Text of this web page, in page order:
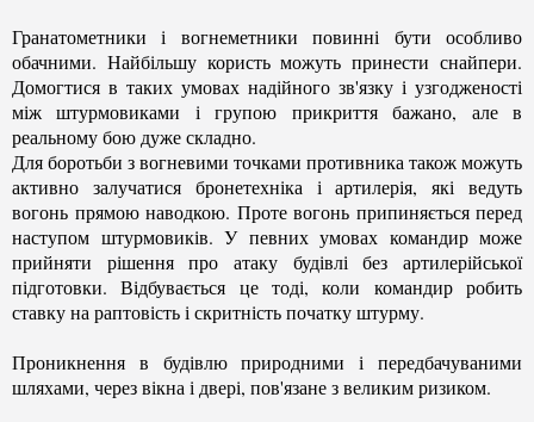
Гранатометники і вогнеметники повинні бути особливо
обачними. Найбільшу користь можуть принести снайпери.
Домогтися в таких умовах надійного зв'язку і узгодженості
між штурмовиками і групою прикриття бажано, але в
реальному бою дуже складно.
Для боротьби з вогневими точками противника також можуть
активно залучатися бронетехніка і артилерія, які ведуть
вогонь прямою наводкою. Проте вогонь припиняється перед
наступом штурмовиків. У певних умовах командир може
прийняти рішення про атаку будівлі без артилерійської
підготовки. Відбувається це тоді, коли командир робить
ставку на раптовість і скритність початку штурму.
Проникнення в будівлю природними і передбачуваними
шляхами, через вікна і двері, пов'язане з великим ризиком.